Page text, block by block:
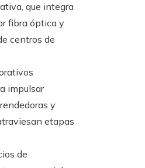
que integra
fibra óptica y
centros de
impulsar
y
etapas
de